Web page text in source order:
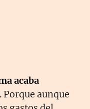
acaba
. Porque aunque